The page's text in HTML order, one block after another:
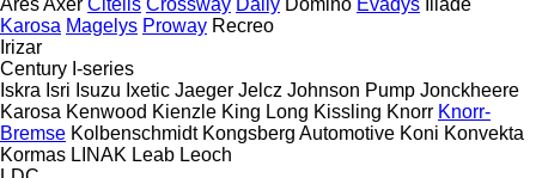
Karosa Magelys Proway Recreo
Irizar
Century I-series
Iskra Isri Isuzu Ixetic Jaeger Jelcz Johnson Pump Jonckheere
Karosa Kenwood Kienzle King Long Kissling Knorr Knorr-
Bremse Kolbenschmidt Kongsberg Automotive Koni Konvekta
Kormas LINAK Leab Leoch